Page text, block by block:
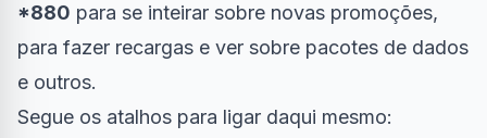
*880 para se inteirar sobre novas promoções,
para fazer recargas e ver sobre pacotes de dados
e outros.
Segue os atalhos para ligar daqui mesmo: